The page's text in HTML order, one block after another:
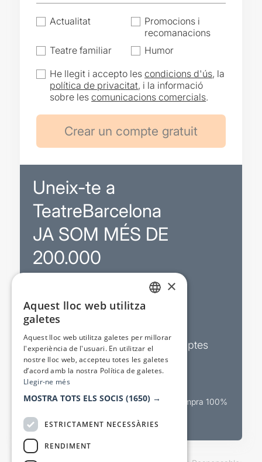
Actualitat
Promocions i
recomanacions
Teatre familiar
Humor
He llegit i accepto lescondicions d'ús, la
política de privacitat, i la informació
sobre lescomunicacions comercials.
Uneix-te a
TeatreBarcelona
JA SOM MÉS DE
200.000
Sortejos exclusius
Butlletins d’actualitat i descomptes
Valora espectacles
Canal oficial de venda teatral Compra 100%
×
Aquest lloc web utilitza
galetes
Aquest lloc web utilitza galetes per millorar
l'experiència de l'usuari. En utilitzar el
nostre lloc web, accepteu totes les galetes
d’acord amb la nostra Política de galetes.
Llegir-ne més
MOSTRA TOTS ELS SOCIS (1650) →
ESTRICTAMENT NECESSÀRIES
RENDIMENT